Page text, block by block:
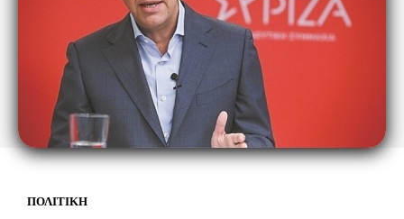
ΠΟΛΙΤΙΚΗ